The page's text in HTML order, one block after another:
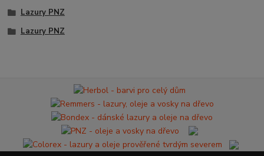
Lazury PNZ
Lazury PNZ